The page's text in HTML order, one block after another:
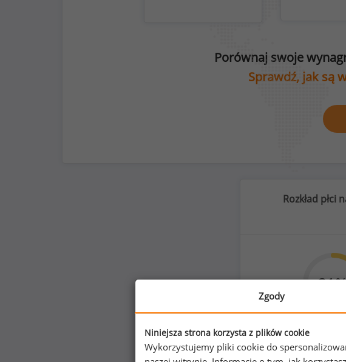
Porównaj swoje
Sprawdź, jak są
Rozkład
31
12
Zgody
Niniejsza strona korzysta z plików cookie
Wykorzystujemy pliki cookie do